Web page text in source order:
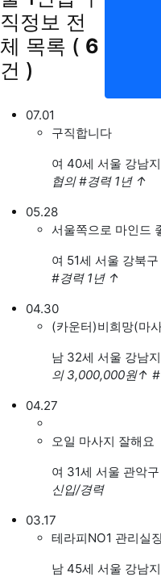
직정보 전
체 목록 ( 6
건 )
07.01
구직합니다
여 40세 서울 강남
협의 #경력 1년 ↑
05.28
서울쪽으로 마인드
여 51세 서울 강북
#경력 1년 ↑
04.30
(카운터)비희망(마
남 32세 서울 강남
의 3,000,000원↑
04.27
오일 마사지 잘해요
여 31세 서울 관악
신입/경력
03.17
테라피NO1 관리실
남 45세 서울 강남